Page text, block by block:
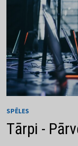
SPĒLES
Tārpi -